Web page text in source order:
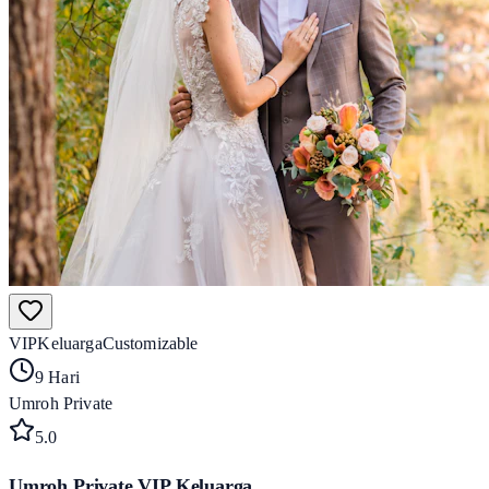
VIPKeluargaCustomizable
9 Hari
Umroh Private
5.0